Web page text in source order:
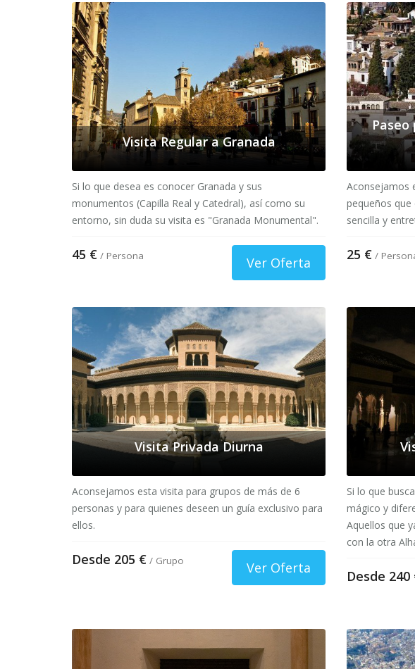
Visita Regular a Granada
Si lo que desea es conocer Granada y sus
monumentos (Capilla Real y Catedral), así como su
entorno, sin duda su visita es "Granada Monumental".
45 € / Persona Ver Oferta
Paseo
Aconsejamos
pequeños
sencilla y
25 € /
Visita Privada Diurna
Aconsejamos esta visita para grupos de más de 6
personas y para quienes deseen un guía exclusivo para
ellos.
Desde 205 € / Grupo Ver Oferta
Si lo que
mágico y
Aquellos que
con la otra
Desde 240